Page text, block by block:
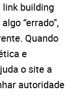
building
“errado”,
Quando
e
o site a
autoridade